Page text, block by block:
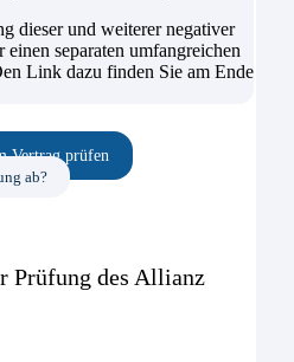
dieser und weiterer negativer
separaten umfangreichen
Link dazu finden Sie am Ende
Vertrag prüfen
ab?
Prüfung des Allianz